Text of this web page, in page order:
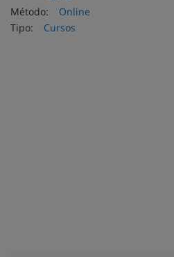
Método:
Online
Tipo:
Cursos